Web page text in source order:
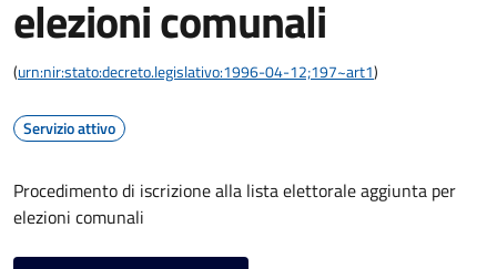
elezioni comunali
(urn:nir:stato:decreto.legislativo:1996-04-12;197~art1)
Servizio attivo
Procedimento di iscrizione alla lista elettorale aggiunta per
elezioni comunali